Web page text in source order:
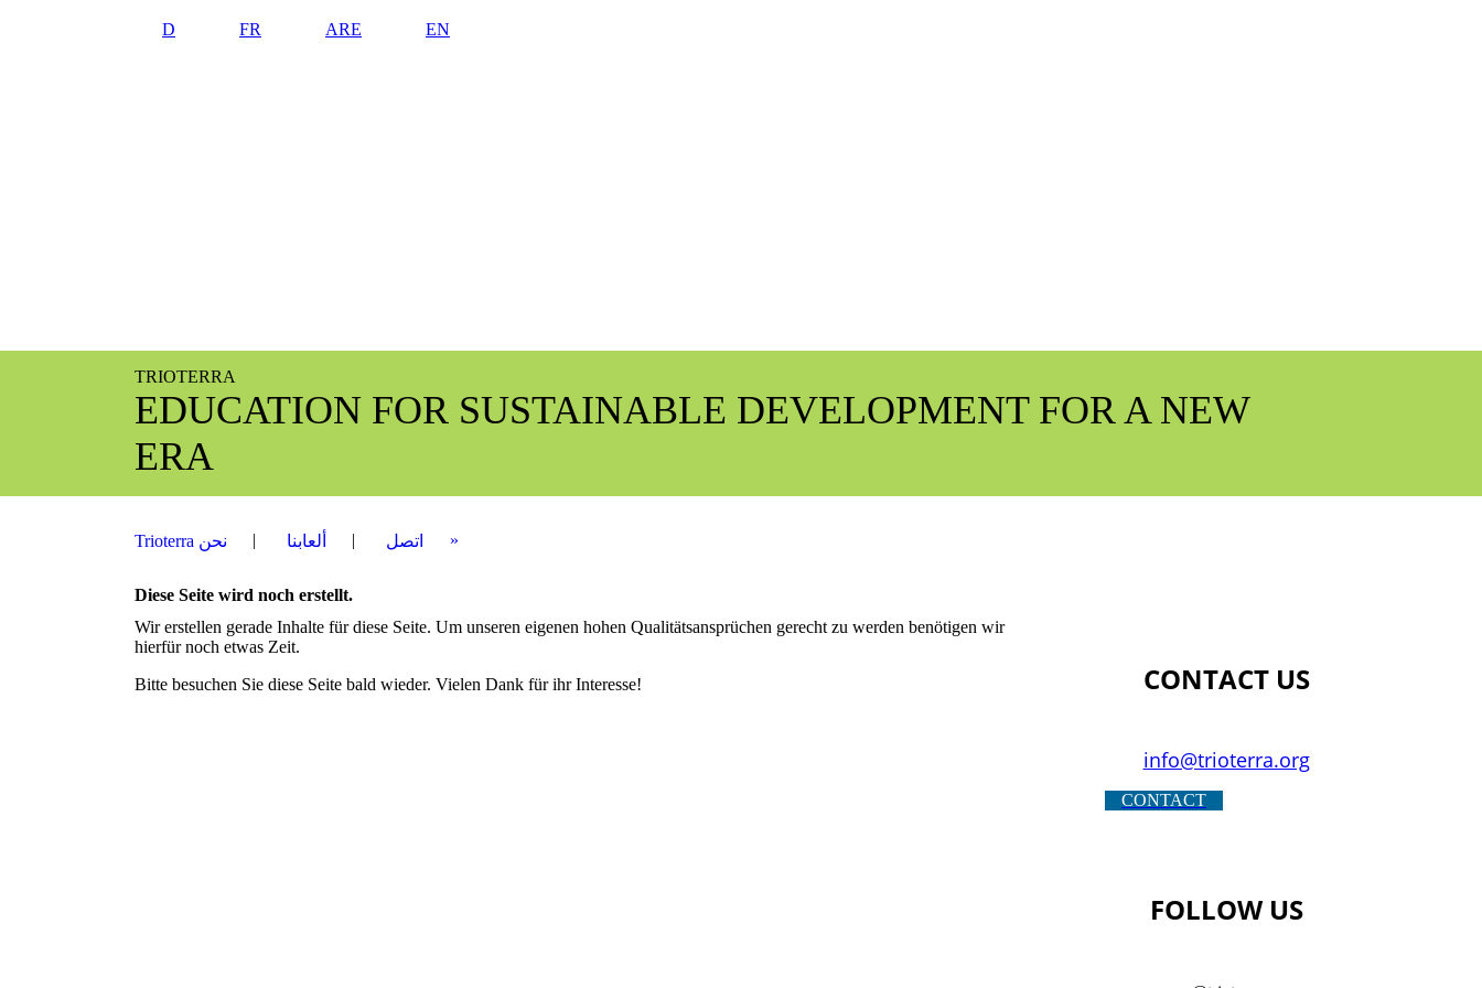
D FR ARE EN
TRIOTERRA
EDUCATION FOR SUSTAINABLE DEVELOPMENT FOR A NEW
ERA
Trioterra نحن ألعابنا
Diese Seite wird noch erstellt.
Wir erstellen gerade Inhalte für diese Seite. Um unseren eigenen hohen Qualitätsansprüchen gerecht zu werden benötigen wir
hierfür noch etwas Zeit.
Bitte besuchen Sie diese Seite bald wieder. Vielen Dank für ihr Interesse!
CONTACT US
info@trioterra.org
CONTACT
FOLLOW US